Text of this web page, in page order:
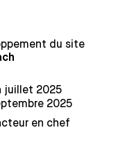
du site
juillet 2025
2025
en chef